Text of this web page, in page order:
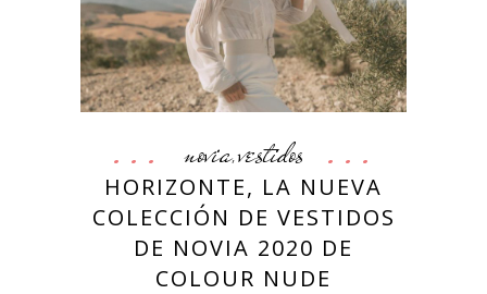
novia,vestidos
HORIZONTE, LA NUEVA
COLECCIÓN DE VESTIDOS
DE NOVIA 2020 DE
COLOUR NUDE